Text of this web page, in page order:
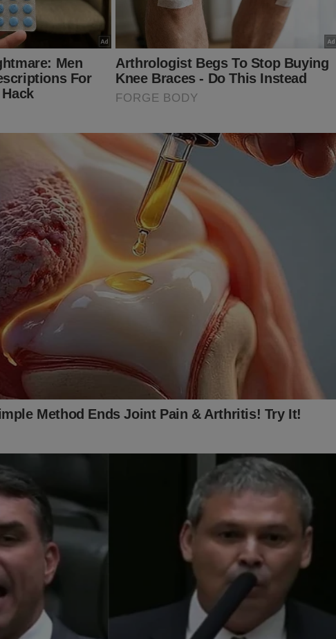
de magnitude 2,5 atinge o Brasil (veja o vídeo)
um gasto absurdo do Governo Lula é revelado
acaba de lançar o primeiro PODCAST
conservador do Brasil! Um
os assinantes do JCO. Onde os "assuntos proibidos" no Brasil são
CLICANDO AQUI!
abaixo:
apresentacao